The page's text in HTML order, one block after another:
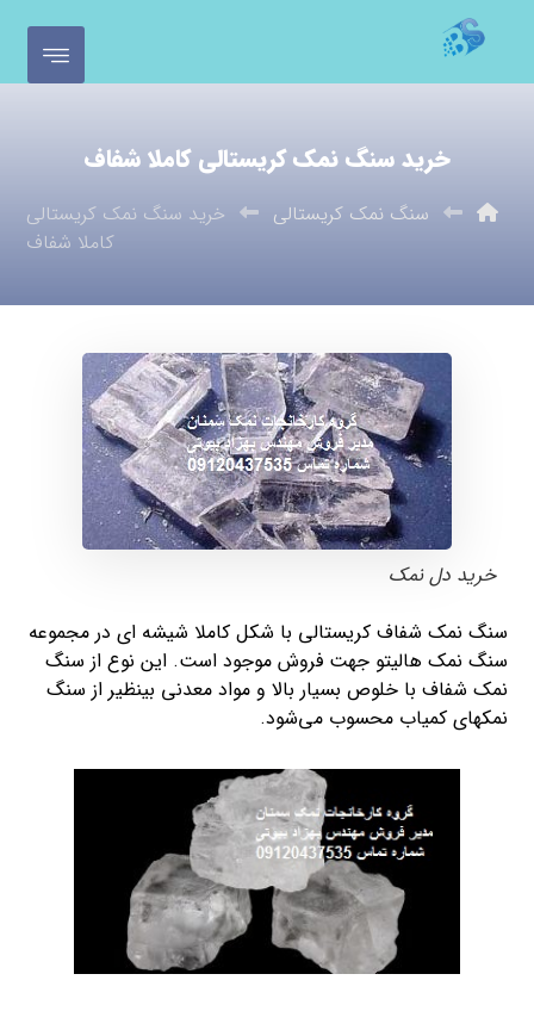
خرید سنگ نمک کریستالی کاملا شفاف
سنگ نمک کریستالی
خرید سنگ نمک کریستالی
کاملا شفاف
خرید دل نمک
سنگ نمک شفاف کریستالی با شکل کاملا شیشه ای در مجموعه
سنگ نمک هالیتو جهت فروش موجود است. این نوع از سنگ
نمک شفاف با خلوص بسیار بالا و مواد معدنی بینظیر از سنگ
نمکهای کمیاب محسوب می‌شود.